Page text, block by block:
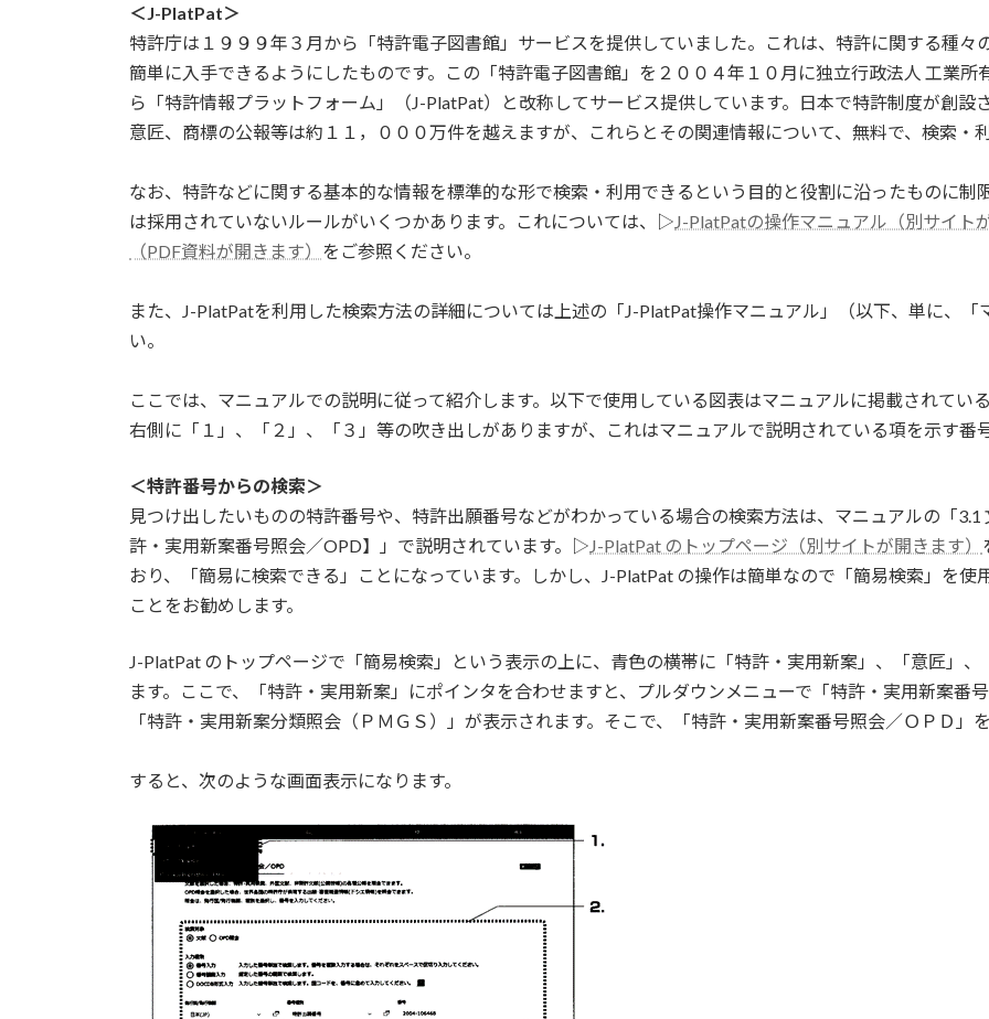
＜J-PlatPat＞
特許庁は１９９９年３月から「特許電子図書館」サービスを提供していました。これは、特許に関する種々
簡単に入手できるようにしたものです。この「特許電子図書館」を２００４年１０月に独立行政法人 工業
ら「特許情報プラットフォーム」（J-PlatPat）と改称してサービス提供しています。日本で特許制度が創設
意匠、商標の公報等は約１１，０００万件を越えますが、これらとその関連情報について、無料で、検索・利
なお、特許などに関する基本的な情報を標準的な形で検索・利用できるという目的と役割に沿ったものに制
は採用されていないルールがいくつかあります。これについては、▷ J-PlatPatの操作マニュアル（別サイト
（PDF資料が開きます） をご参照ください。
また、J-PlatPatを利用した検索方法の詳細については上述の「J-PlatPat操作マニュアル」（以下、単に、
い。
ここでは、マニュアルでの説明に従って紹介します。以下で使用している図表はマニュアルに掲載されてい
右側に「１」、「２」、「３」等の吹き出しがありますが、これはマニュアルで説明されている項を示す番号
＜特許番号からの検索＞
見つけ出したいものの特許番号や、特許出願番号などがわかっている場合の検索方法は、マニュアルの「
許・実用新案番号照会／OPD】」で説明されています。▷ J-PlatPat のトップページ（別サイトが開きます）
おり、「簡易に検索できる」ことになっています。しかし、J-PlatPat の操作は簡単なので「簡易検索」を使
ことをお勧めします。
J-PlatPat のトップページで「簡易検索」という表示の上に、青色の横帯に「特許・実用新案」、「意匠」
ます。ここで、「特許・実用新案」にポインタを合わせますと、プルダウンメニューで「特許・実用新案番
「特許・実用新案分類照会（ＰＭＧＳ）」が表示されます。そこで、「特許・実用新案番号照会／ＯＰＤ」を
すると、次のような画面表示になります。